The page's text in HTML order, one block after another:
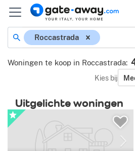
Roccastrada
Woningen te koop in Roccastrada:
Kies bij
Uitgelichte woningen